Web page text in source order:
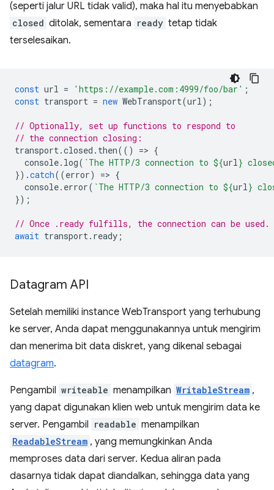
(seperti jalur URL tidak valid), maka hal itu menyebabkan
closed ditolak, sementara ready tetap tidak
terselesaikan.
const url = 'https://example.com:4999/foo/bar' ;
const transport = new WebTransport(url);
// Optionally, set up functions to respond to
// the connection closing:
transport.closed . then(() => {
console. log( `The HTTP/3 connection to ${url}
}).catch((error) => {
console. error( `The HTTP/3 connection to ${url}
});
// Once .ready fulfills, the connection can be used.
await transport. ready ;
Datagram API
Setelah memiliki instance WebTransport yang terhubung
ke server, Anda dapat menggunakannya untuk mengirim
dan menerima bit data diskret, yang dikenal sebagai
datagram.
Pengambil writeable menampilkan WritableStream ,
yang dapat digunakan klien web untuk mengirim data ke
server. Pengambil readable menampilkan
ReadableStream , yang memungkinkan Anda
memproses data dari server. Kedua aliran pada
dasarnya tidak dapat diandalkan, sehingga data yang